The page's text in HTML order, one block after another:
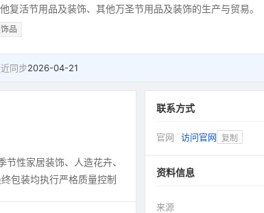
活节用品及装饰、其他万圣节用品及装饰的生产与贸易。
品
同步2026-04-21
性家居装饰、人造花卉、
包装均执行严格质量控制
联系方式
官网 访问官网 复制
资料信息
来源